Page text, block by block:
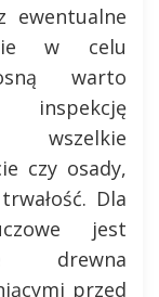
ewentualne
w celu
warto
inspekcję
czy osady,
Dla
jest
drewna
przed